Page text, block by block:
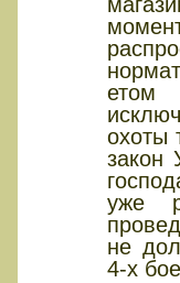
етом
охоты
закон
уже
не
4-х